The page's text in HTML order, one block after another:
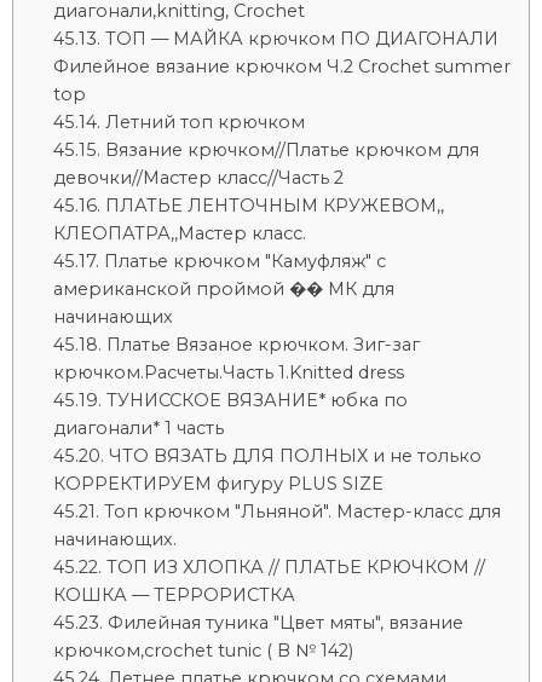
диагонали,knitting, Crochet
ТОП — МАЙКА крючком ПО ДИАГОНАЛИ
Филейное вязание крючком Ч.2 Crochet summer
top
Летний топ крючком
Вязание крючком//Платье крючком для
девочки//Мастер класс//Часть 2
ПЛАТЬЕ ЛЕНТОЧНЫМ КРУЖЕВОМ,,
КЛЕОПАТРА,,Мастер класс.
Платье крючком "Камуфляж" с
американской проймой �� МК для
начинающих
Платье Вязаное крючком. Зиг-заг
крючком.Расчеты.Часть 1.Knitted dress
ТУНИССКОЕ ВЯЗАНИЕ* юбка по
диагонали* 1 часть
ЧТО ВЯЗАТЬ ДЛЯ ПОЛНЫХ и не только
КОРРЕКТИРУЕМ фигуру PLUS SIZE
Топ крючком "Льняной". Мастер-класс для
начинающих.
ТОП ИЗ ХЛОПКА // ПЛАТЬЕ КРЮЧКОМ //
КОШКА — ТЕРРОРИСТКА
Филейная туника "Цвет мяты", вязание
крючком,crochet tunic ( В № 142)